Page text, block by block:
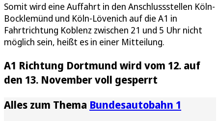
Somit wird eine Auffahrt in den Anschlussstellen Köln-
Bocklemünd und Köln-Lövenich auf die A1 in
Fahrtrichtung Koblenz zwischen 21 und 5 Uhr nicht
möglich sein, heißt es in einer Mitteilung.
A1 Richtung Dortmund wird vom 12. auf
den 13. November voll gesperrt
Alles zum Thema Bundesautobahn 1